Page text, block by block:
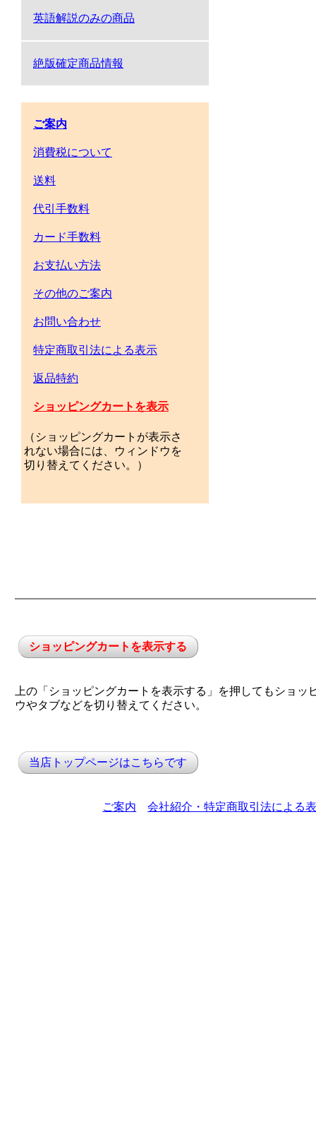
英語解説のみの商品
絶版確定商品情報
ご案内
消費税について
送料
代引手数料
カード手数料
お支払い方法
その他のご案内
お問い合わせ
特定商取引法による表示
返品特約
ショッピングカートを表示
（ショッピングカートが表示さ
れない場合には、ウィンドウを
切り替えてください。）
ショッピングカートを表示する
上の「ショッピングカートを表示する」を押してもショ
ウやタブなどを切り替えてください。
当店トップページはこちらです
ご案内 会社紹介・特定商取引法による